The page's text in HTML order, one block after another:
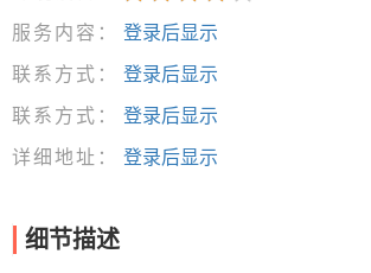
服务内容：
登录后显示
联系方式：
登录后显示
联系方式：
登录后显示
详细地址：
登录后显示
细节描述